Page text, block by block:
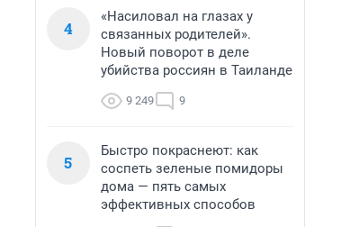
4
«Насиловал на глазах у
связанных родителей».
Новый поворот в деле
убийства россиян в Таиланде
9 249 9
5
Быстро покраснеют: как
соспеть зеленые помидоры
дома — пять самых
эффективных способов